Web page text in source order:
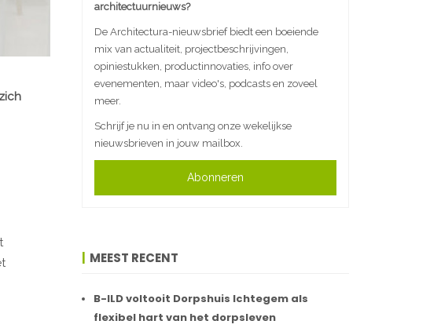
architectuurnieuws?
De Architectura-nieuwsbrief biedt een boeiende
mix van actualiteit, projectbeschrijvingen,
opiniestukken, productinnovaties, info over
evenementen, maar video's, podcasts en zoveel
meer.
Schrijf je nu in en ontvang onze wekelijkse
nieuwsbrieven in jouw mailbox.
Abonneren
MEEST RECENT
B-ILD voltooit Dorpshuis Ichtegem als
flexibel hart van het dorpsleven